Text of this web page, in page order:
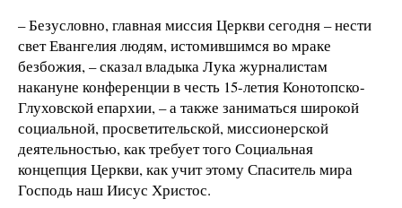
– Безусловно, главная миссия Церкви сегодня – нести
свет Евангелия людям, истомившимся во мраке
безбожия, – сказал владыка Лука журналистам
накануне конференции в честь 15-летия Конотопско-
Глуховской епархии, – а также заниматься широкой
социальной, просветительской, миссионерской
деятельностью, как требует того Социальная
концепция Церкви, как учит этому Спаситель мира
Господь наш Иисус Христос.